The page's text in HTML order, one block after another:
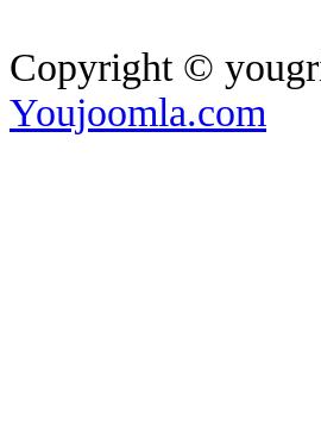
Copyright ©
Youjoomla.com